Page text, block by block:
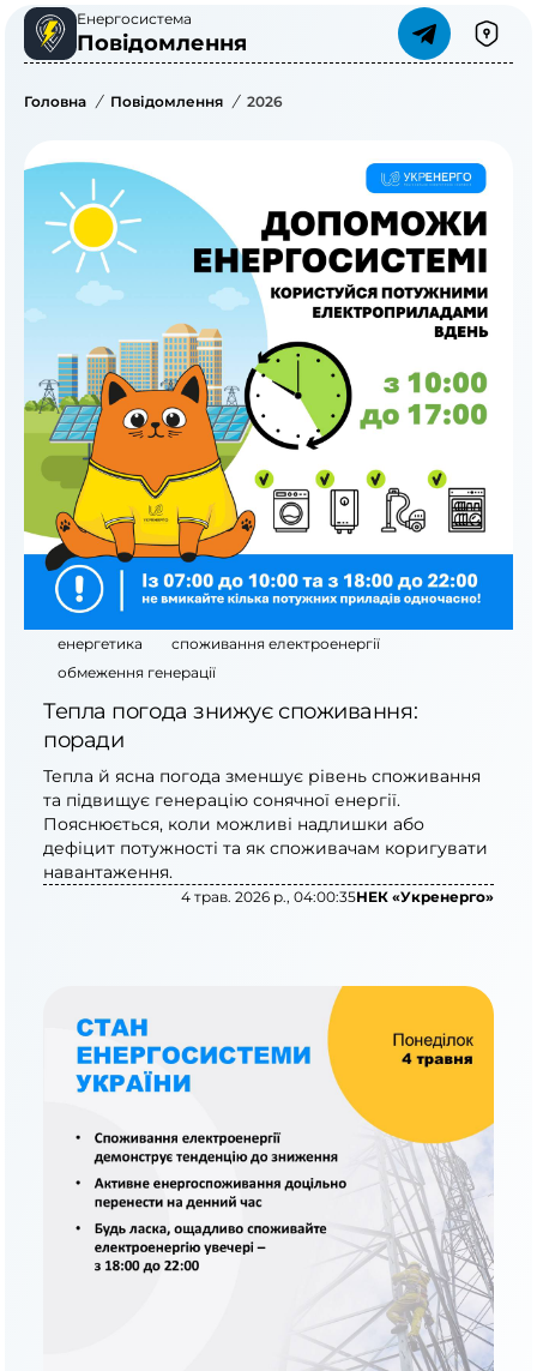
Енергосистема
Повідомлення
Головна / Повідомлення / 2026
енергетика
споживання електроенергії
обмеження генерації
Тепла погода знижує споживання:
поради
Тепла й ясна погода зменшує рівень споживання
та підвищує генерацію сонячної енергії.
Пояснюється, коли можливі надлишки або
дефіцит потужності та як споживачам коригувати
навантаження.
4 трав. 2026 р., 04:00:35НЕК «Укренерго»